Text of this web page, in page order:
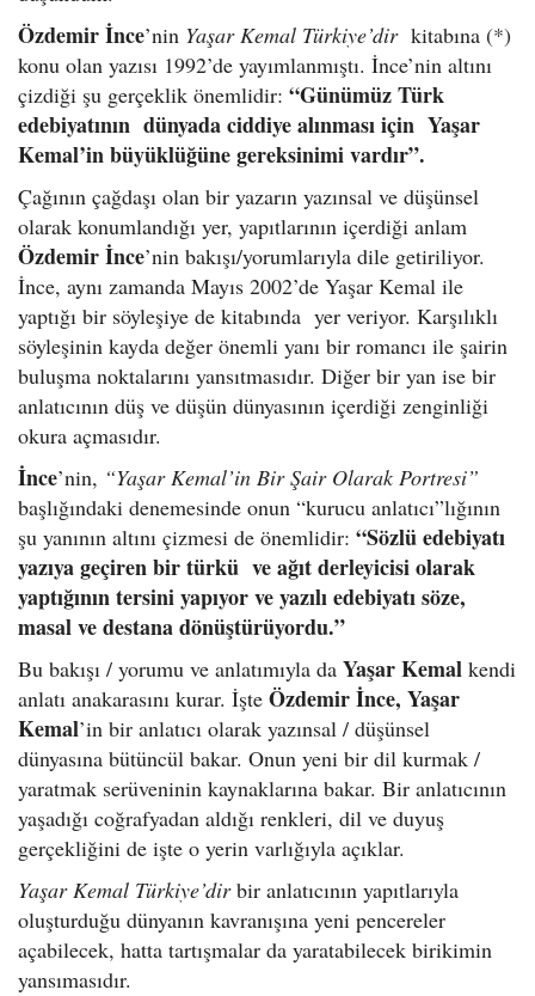
Özdemir İnce’nin Yaşar Kemal Türkiye’dirkitabına (*)
konu olan yazısı 1992’de yayımlanmıştı. İnce’nin altını
çizdiği şu gerçeklik önemlidir: “Günümüz Türk
edebiyatının dünyada ciddiye alınması için Yaşar
Kemal’in büyüklüğüne gereksinimi vardır”.
Çağının çağdaşı olan bir yazarın yazınsal ve düşünsel
olarak konumlandığı yer, yapıtlarının içerdiği anlam
Özdemir İnce’nin bakışı/yorumlarıyla dile getiriliyor.
İnce, aynı zamanda Mayıs 2002’de Yaşar Kemal ile
yaptığı bir söyleşiye de kitabında yer veriyor. Karşılıklı
söyleşinin kayda değer önemli yanı bir romancı ile şairin
buluşma noktalarını yansıtmasıdır. Diğer bir yan ise bir
anlatıcının düş ve düşün dünyasının içerdiği zenginliği
okura açmasıdır.
İnce’nin, “Yaşar Kemal’in Bir Şair Olarak Portresi”
başlığındaki denemesinde onun “kurucu anlatıcı”lığının
şu yanının altını çizmesi de önemlidir: “Sözlü edebiyatı
yazıya geçiren bir türkü ve ağıt derleyicisi olarak
yaptığının tersini yapıyor ve yazılı edebiyatı söze,
masal ve destana dönüştürüyordu.”
Bu bakışı / yorumu ve anlatımıyla da Yaşar Kemal kendi
anlatı anakarasını kurar. İşte Özdemir İnce, Yaşar
Kemal’in bir anlatıcı olarak yazınsal / düşünsel
dünyasına bütüncül bakar. Onun yeni bir dil kurmak /
yaratmak serüveninin kaynaklarına bakar. Bir anlatıcının
yaşadığı coğrafyadan aldığı renkleri, dil ve duyuş
gerçekliğini de işte o yerin varlığıyla açıklar.
Yaşar Kemal Türkiye’dirbir anlatıcının yapıtlarıyla
oluşturduğu dünyanın kavranışına yeni pencereler
açabilecek, hatta tartışmalar da yaratabilecek birikimin
yansımasıdır.